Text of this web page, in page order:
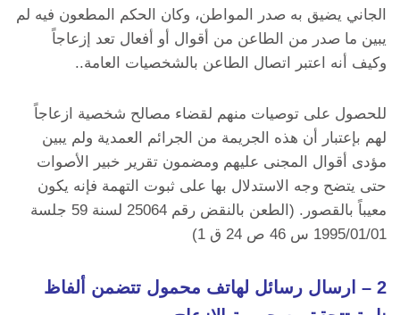
الجاني يضيق به صدر المواطن، وكان الحكم المطعون فيه لم
يبين ما صدر من الطاعن من أقوال أو أفعال تعد إزعاجاً
وكيف أنه اعتبر اتصال الطاعن بالشخصيات العامة..
للحصول على توصيات منهم لقضاء مصالح شخصية ازعاجاً
لهم بإعتبار أن هذه الجريمة من الجرائم العمدية ولم يبين
مؤدى أقوال المجنى عليهم ومضمون تقرير خبير الأصوات
حتى يتضح وجه الاستدلال بها على ثبوت التهمة فإنه يكون
معيباً بالقصور. (الطعن بالنقض رقم 25064 لسنة 59 جلسة
1995/01/01 س 46 ص 24 ق 1)
2 – ارسال رسائل لهاتف محمول تتضمن ألفاظ